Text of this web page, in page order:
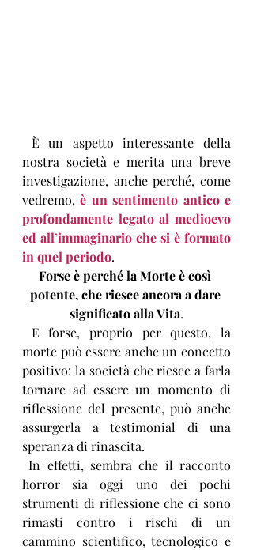
nostra società e merita una breve
investigazione, anche perché, come
vedremo, è un sentimento antico e
profondamente legato al medioevo
ed all’immaginario che si è formato
in quel periodo.
Forse è perché la Morte è così
potente, che riesce ancora a dare
significato alla Vita.
morte può essere anche un concetto
positivo: la società che riesce a farla
tornare ad essere un momento di
riflessione del presente, può anche
assurgerla a testimonial di una
speranza di rinascita.
In effetti, sembra che il racconto
horror sia oggi uno dei pochi
strumenti di riflessione che ci sono
rimasti contro i rischi di un
cammino scientifico, tecnologico e